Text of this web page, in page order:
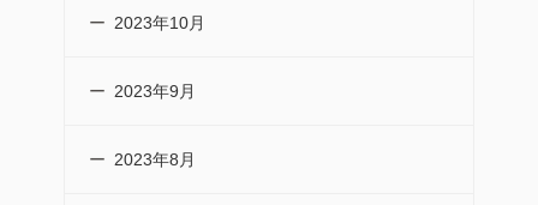
2023年10月
2023年9月
2023年8月